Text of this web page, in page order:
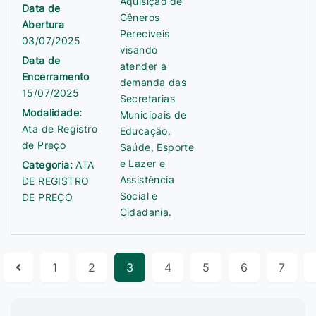
Data de
Abertura
03/07/2025
Data de
Encerramento
15/07/2025
Modalidade:
Ata de Registro
de Preço
Categoria:ATA
DE REGISTRO
DE PREÇO
Gêneros
Perecíveis
visando
atender a
demanda das
Secretarias
Municipais de
Educação,
Saúde, Esporte
e Lazer e
Assistência
Social e
Cidadania.
1 2 3 4 5 6 7